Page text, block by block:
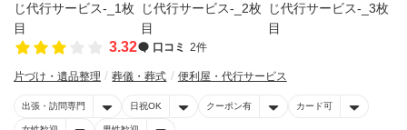
3.32 口コミ 2件
片づけ・遺品整理 葬儀・葬式 便利屋・代行サービス
出張・訪問専門 日祝OK クーポン有 カード可